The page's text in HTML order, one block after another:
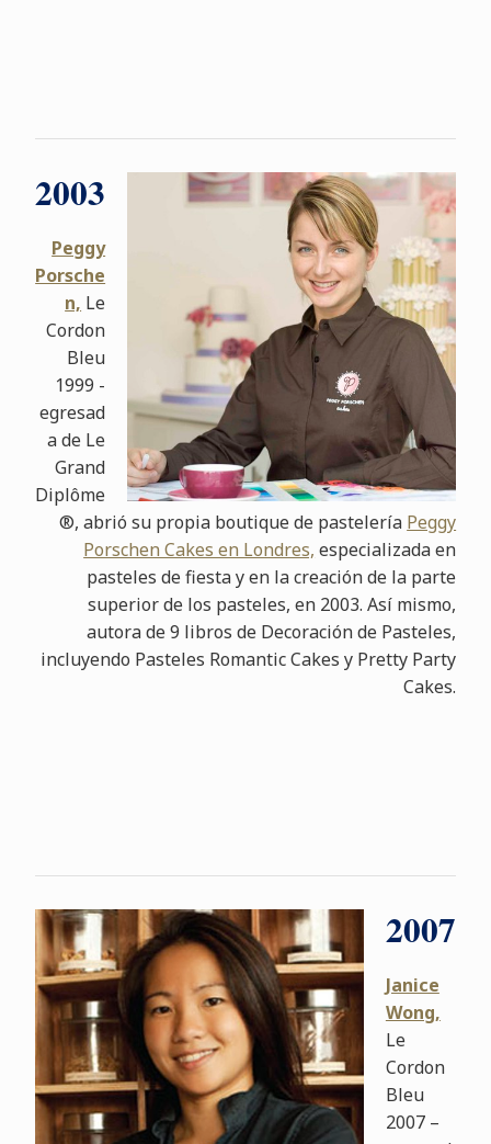
2003
Peggy
Porsche
n, Le
Cordon
Bleu
1999 -
egresad
a de Le
Grand
Diplôme
®, abrió su propia boutique de pastelería Peggy
Porschen Cakes en Londres, especializada en
pasteles de fiesta y en la creación de la parte
superior de los pasteles, en 2003. Así mismo,
autora de 9 libros de Decoración de Pasteles,
incluyendo Pasteles Romantic Cakes y Pretty Party
Cakes.
2007
Janice
Wong,
Le
Cordon
Bleu
2007 –